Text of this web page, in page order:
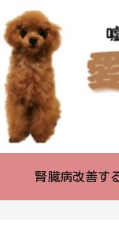
腎臓病改善す